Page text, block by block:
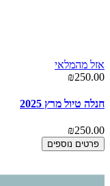
אזל מהמלאי
₪250.00
חנלה טיול מרץ 2025
₪250.00
פרטים נוספים